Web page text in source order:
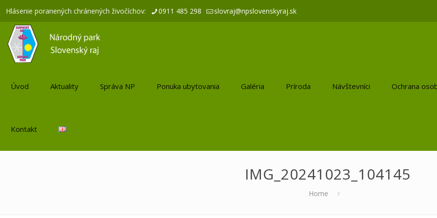
Hlásenie poranených chránených živočíchov: 0911 485 298 slovraj@npslovenskyraj.sk
Úvod Aktuality Správa NP Ponuka ubytovania Galéria Príroda Návštevníci Ochrana
Kontakt
IMG_20241023_104145
Home